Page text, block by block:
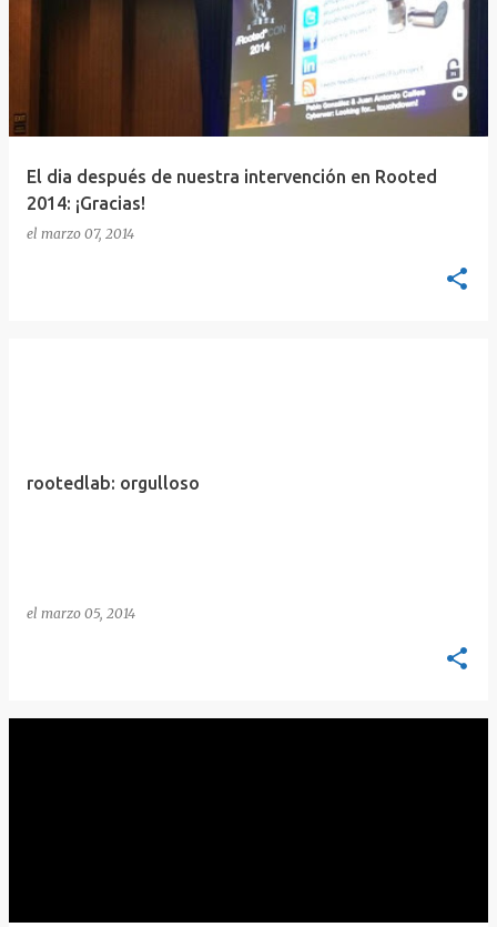
El dia después de nuestra intervención en Rooted
2014: ¡Gracias!
el marzo 07, 2014
rootedlab: orgulloso
el marzo 05, 2014